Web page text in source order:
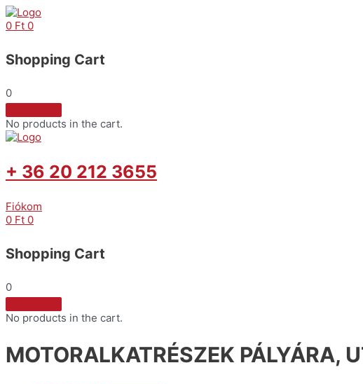
Skip
to
0 Ft 0
Shopping Cart
0
No products in the cart.
+ 36 20 212 3655
Fiókom
0 Ft 0
Shopping Cart
0
No products in the cart.
MOTORALKATRÉSZEK PÁLYÁRA,